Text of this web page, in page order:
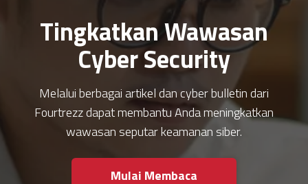
Tingkatkan Wawasan
Cyber Security
Melalui berbagai artikel dan cyber bulletin dari
Fourtrezz dapat membantu Anda meningkatkan
wawasan seputar keamanan siber.
Mulai Membaca